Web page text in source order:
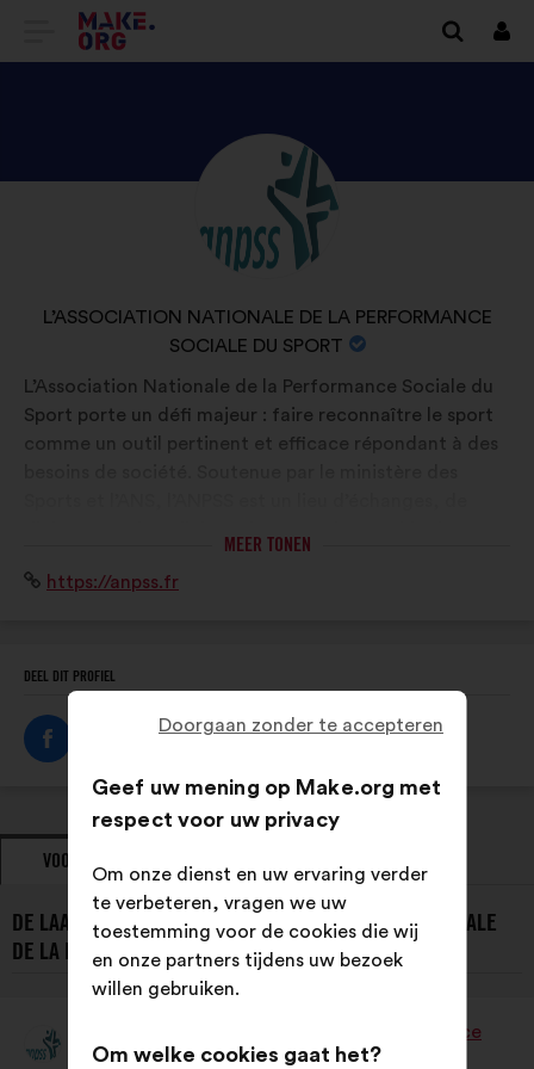
GA
HOMEPAGE
MAKE.ORG
BEKIJK
HET
PROFIEL
L’ASSOCIATION
DE
LA
DU
NAAM
ORGANISATIE:
L’ASSOCIATION NATIONALE DE LA PERFORMANCE
SOCIALE DU SPORT
Biografie:
L’Association Nationale de la Performance Sociale du
Sport porte un défi majeur : faire reconnaître le sport
comme un outil pertinent et efficace répondant à des
territoriales, entreprises, personnalités qualifiées.
MEER TONEN
Website:
https://anpss.fr
DEEL DIT PROFIEL
VOORSTELLEN STANDPUNTEN
DE LAATSTE VOORSTELLEN VAN L’ASSOCIATION NATIONALE
DE LA PERFORMANCE SOCIALE DU SPORT:
Voorstel
L’Association Nationale De La Performance
Sociale Du Sport
Doorgaan zonder te accepteren
Geef uw mening op Make.org met
respect voor uw privacy
Om onze dienst en uw ervaring verder
te verbeteren, vragen we uw
toestemming voor de cookies die wij
en onze partners tijdens uw bezoek
willen gebruiken.
Om welke cookies gaat het?